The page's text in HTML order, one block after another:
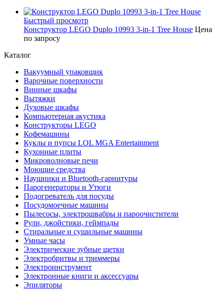
Быстрый просмотр
Конструктор LEGO Duplo 10993 3-in-1 Tree House Цена
по запросу
Каталог
Вакуумный упаковщик
Варочные поверхности
Винные шкафы
Вытяжки
Духовые шкафы
Компьютерная акустика
Конструкторы LEGO
Кофемашины
Куклы и пупсы LOL MGA Entertainment
Кухонные плиты
Микроволновые печи
Моющие средства
Наушники и Bluetooth-гарнитуры
Парогенераторы и Утюги
Подогреватель для посуды
Посудомоечные машины
Пылесосы, электрошвабры и пароочистители
Рули, джойстики, геймпады
Стиральные и сушильные машины
Умные часы
Электрические зубные щетки
Электробритвы и триммеры
Электроинструмент
Электронные книги и аксессуары
Эпиляторы